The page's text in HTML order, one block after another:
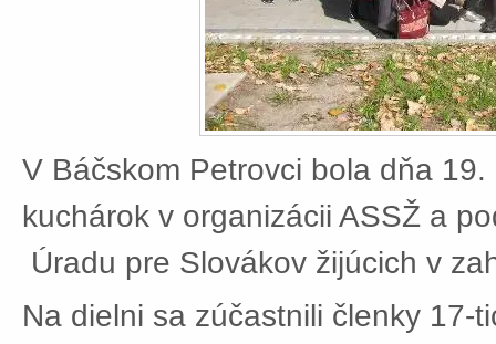
V Báčskom Petrovci bola dňa
kuchárok v organizácii ASSŽ a
Úradu pre Slovákov žijúcich v
Na dielni sa zúčastnili členky 17-